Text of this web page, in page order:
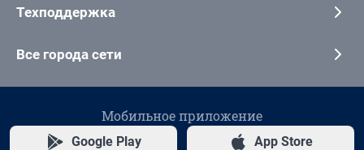
Техподдержка
Все города сети
Мобильное приложение
Google Play App Store